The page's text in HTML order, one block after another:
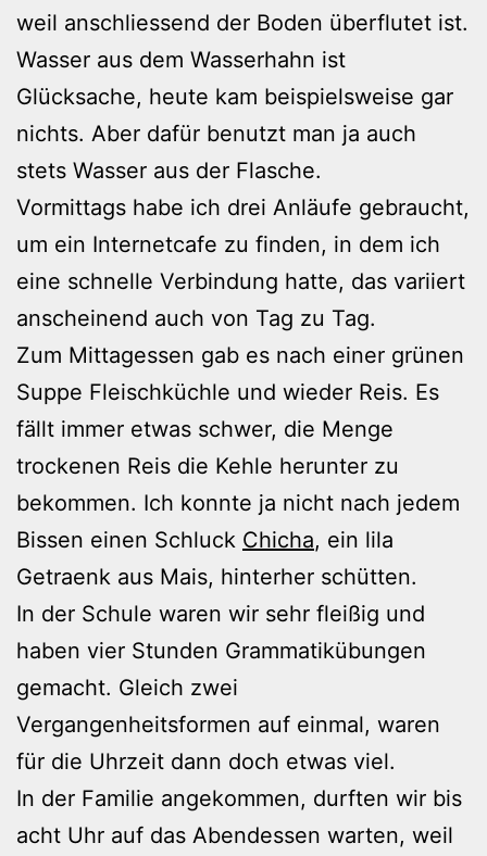
weil anschliessend der Boden überflutet ist.
Wasser aus dem Wasserhahn ist
Glücksache, heute kam beispielsweise gar
nichts. Aber dafür benutzt man ja auch
stets Wasser aus der Flasche.
Vormittags habe ich drei Anläufe gebraucht,
um ein Internetcafe zu finden, in dem ich
eine schnelle Verbindung hatte, das variiert
anscheinend auch von Tag zu Tag.
Zum Mittagessen gab es nach einer grünen
Suppe Fleischküchle und wieder Reis. Es
fällt immer etwas schwer, die Menge
trockenen Reis die Kehle herunter zu
bekommen. Ich konnte ja nicht nach jedem
Bissen einen Schluck Chicha, ein lila
Getraenk aus Mais, hinterher schütten.
In der Schule waren wir sehr fleißig und
haben vier Stunden Grammatikübungen
gemacht. Gleich zwei
Vergangenheitsformen auf einmal, waren
für die Uhrzeit dann doch etwas viel.
In der Familie angekommen, durften wir bis
acht Uhr auf das Abendessen warten, weil